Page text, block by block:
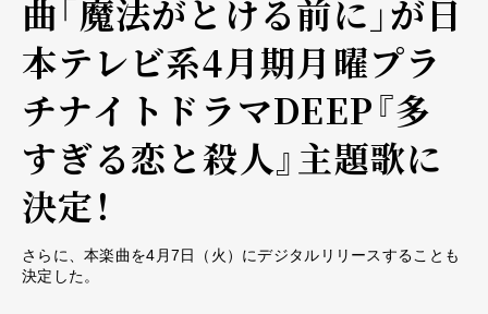
曲「魔法がとける前に」が日
本テレビ系4月期月曜プラ
チナイトドラマDEEP『多
すぎる恋と殺人』主題歌に
決定！
さらに、本楽曲を4月7日（火）にデジタルリリースすることも
決定した。